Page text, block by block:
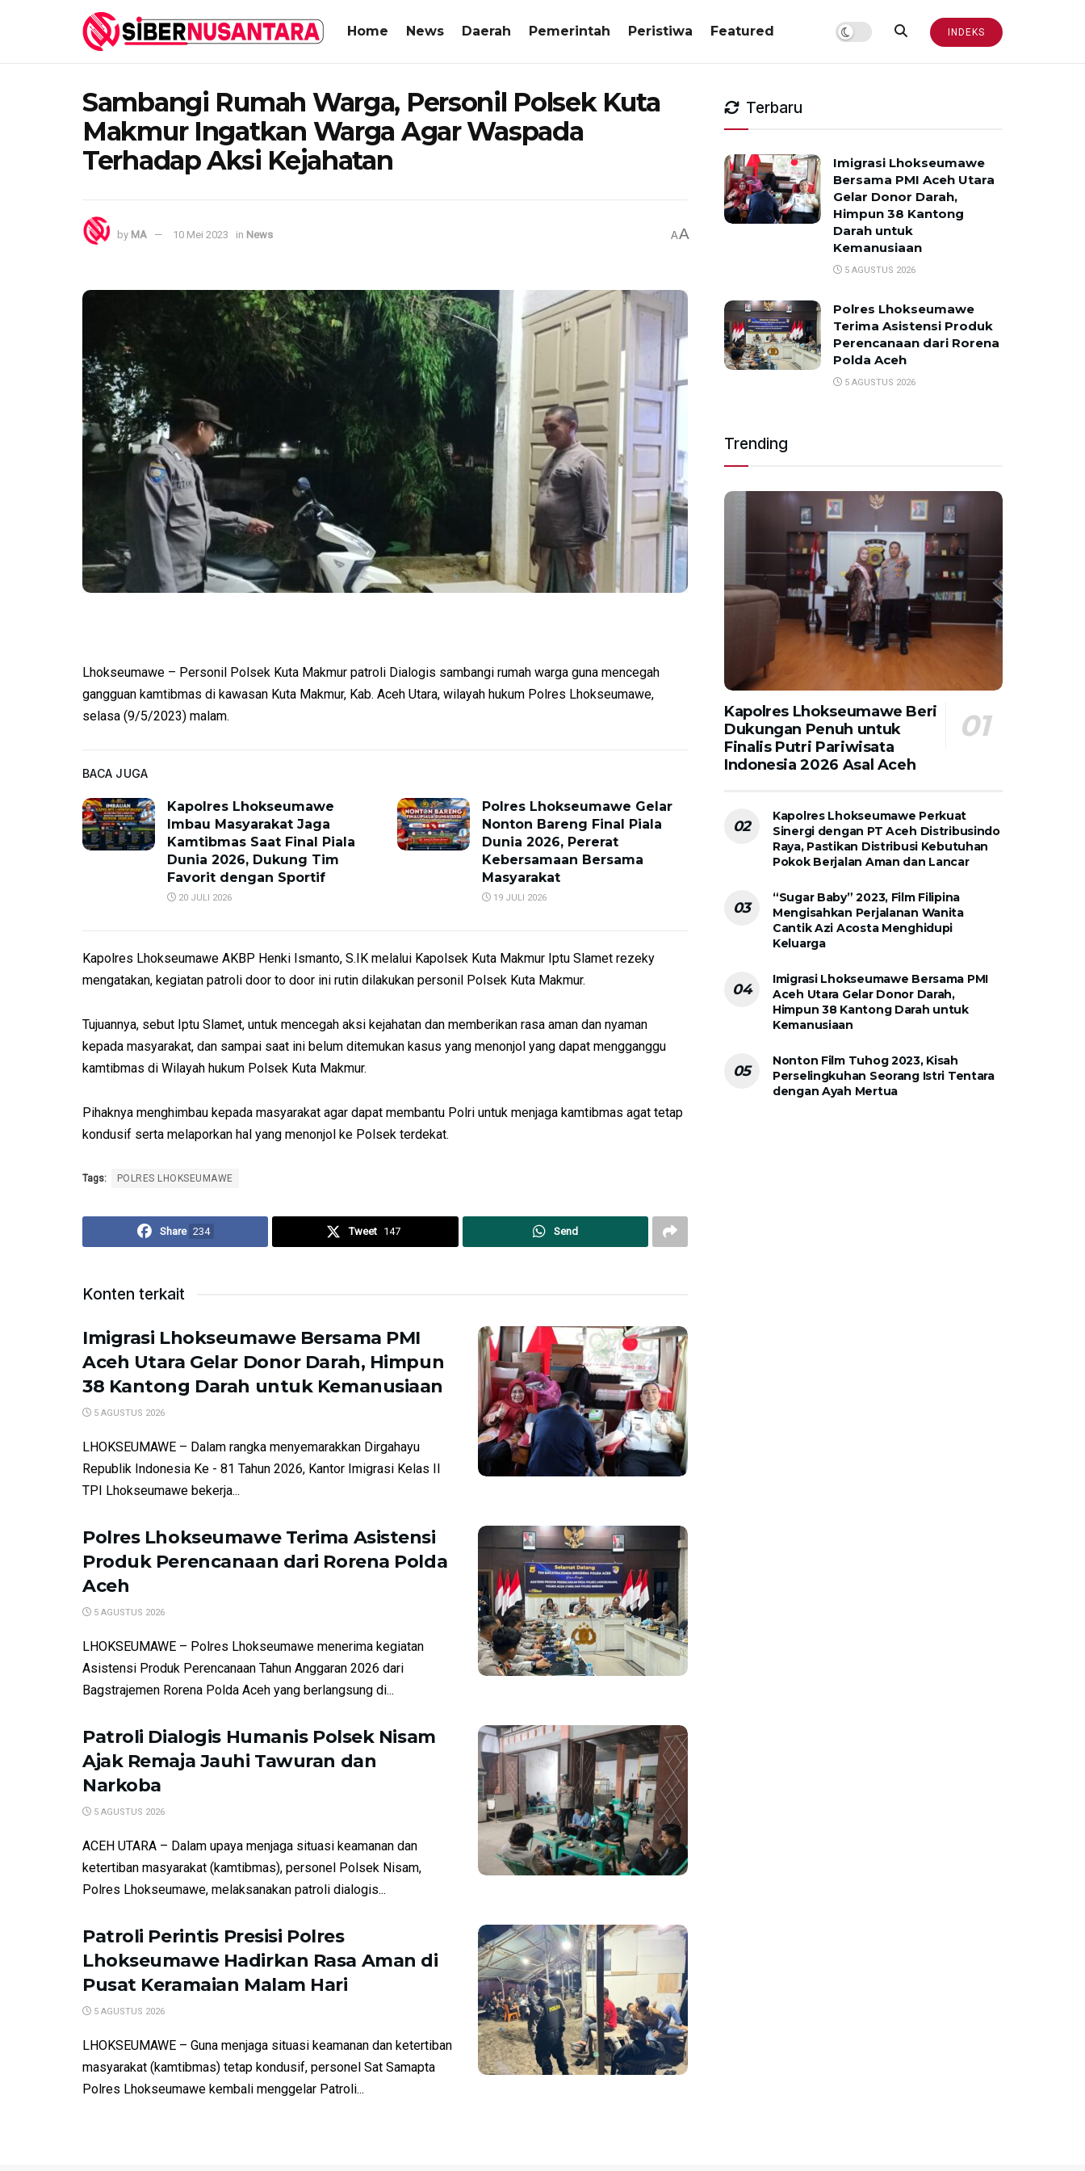
Home News Daerah Pemerintah Peristiwa Featured INDEKS
Sambangi Rumah Warga, Personil Polsek Kuta
Makmur Ingatkan Warga Agar Waspada
Terhadap Aksi Kejahatan
by MA 10 Mei 2023 in News AA
Lhokseumawe – Personil Polsek Kuta Makmur patroli Dialogis sambangi rumah warga guna mencegah
gangguan kamtibmas di kawasan Kuta Makmur, Kab. Aceh Utara, wilayah hukum Polres Lhokseumawe,
selasa (9/5/2023) malam.
BACA JUGA
Kapolres Lhokseumawe
Imbau Masyarakat Jaga
Kamtibmas Saat Final Piala
Dunia 2026, Dukung Tim
Favorit dengan Sportif
20 JULI 2026
Polres Lhokseumawe Gelar
Nonton Bareng Final Piala
Dunia 2026, Pererat
Kebersamaan Bersama
Masyarakat
19 JULI 2026
Kapolres Lhokseumawe AKBP Henki Ismanto, S.IK melalui Kapolsek Kuta Makmur Iptu Slamet rezeky
mengatakan, kegiatan patroli door to door ini rutin dilakukan personil Polsek Kuta Makmur.
Tujuannya, sebut Iptu Slamet, untuk mencegah aksi kejahatan dan memberikan rasa aman dan nyaman
kepada masyarakat, dan sampai saat ini belum ditemukan kasus yang menonjol yang dapat mengganggu
kamtibmas di Wilayah hukum Polsek Kuta Makmur.
Pihaknya menghimbau kepada masyarakat agar dapat membantu Polri untuk menjaga kamtibmas agat tetap
kondusif serta melaporkan hal yang menonjol ke Polsek terdekat.
Tags: POLRES LHOKSEUMAWE
Share 234 Tweet 147 Send
Konten terkait
Imigrasi Lhokseumawe Bersama PMI
Aceh Utara Gelar Donor Darah, Himpun
38 Kantong Darah untuk Kemanusiaan
5 AGUSTUS 2026
LHOKSEUMAWE – Dalam rangka menyemarakkan Dirgahayu
Republik Indonesia Ke - 81 Tahun 2026, Kantor Imigrasi Kelas II
TPI Lhokseumawe bekerja...
Polres Lhokseumawe Terima Asistensi
Produk Perencanaan dari Rorena Polda
Aceh
5 AGUSTUS 2026
LHOKSEUMAWE – Polres Lhokseumawe menerima kegiatan
Asistensi Produk Perencanaan Tahun Anggaran 2026 dari
Bagstrajemen Rorena Polda Aceh yang berlangsung di...
Patroli Dialogis Humanis Polsek Nisam
Ajak Remaja Jauhi Tawuran dan
Narkoba
5 AGUSTUS 2026
ACEH UTARA – Dalam upaya menjaga situasi keamanan dan
ketertiban masyarakat (kamtibmas), personel Polsek Nisam,
Polres Lhokseumawe, melaksanakan patroli dialogis...
Patroli Perintis Presisi Polres
Lhokseumawe Hadirkan Rasa Aman di
Pusat Keramaian Malam Hari
5 AGUSTUS 2026
LHOKSEUMAWE – Guna menjaga situasi keamanan dan ketertiban
masyarakat (kamtibmas) tetap kondusif, personel Sat Samapta
Polres Lhokseumawe kembali menggelar Patroli...
Terbaru
Imigrasi Lhokseumawe
Bersama PMI Aceh Utara
Gelar Donor Darah,
Himpun 38 Kantong
Darah untuk
Kemanusiaan
5 AGUSTUS 2026
Polres Lhokseumawe
Terima Asistensi Produk
Perencanaan dari Rorena
Polda Aceh
5 AGUSTUS 2026
Trending
Kapolres Lhokseumawe Beri
Dukungan Penuh untuk
Finalis Putri Pariwisata
Indonesia 2026 Asal Aceh
Kapolres Lhokseumawe Perkuat
Sinergi dengan PT Aceh Distribusindo
Raya, Pastikan Distribusi Kebutuhan
Pokok Berjalan Aman dan Lancar
“Sugar Baby” 2023, Film Filipina
Mengisahkan Perjalanan Wanita
Cantik Azi Acosta Menghidupi
Keluarga
Imigrasi Lhokseumawe Bersama PMI
Aceh Utara Gelar Donor Darah,
Himpun 38 Kantong Darah untuk
Kemanusiaan
Nonton Film Tuhog 2023, Kisah
Perselingkuhan Seorang Istri Tentara
dengan Ayah Mertua